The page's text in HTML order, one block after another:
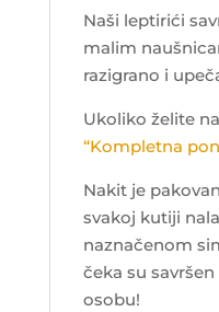
Naši leptirići
malim
razigrano i
Ukoliko želite
“Kompletna
Nakit je
svakoj kutiji
naznačenom
čeka su
osobu!